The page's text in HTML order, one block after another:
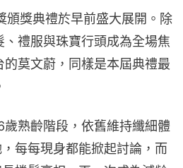
頒獎典禮於早前盛大展開。除
禮服與珠寶行頭成為全場焦
莫文蔚，同樣是本屆典禮最
熟齡階段，依舊維持纖細體
每每現身都能掀起討論，而